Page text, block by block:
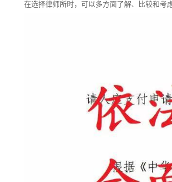
在选择律师所时，可以多方面了解、比较和考